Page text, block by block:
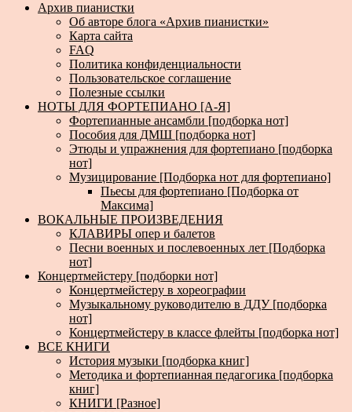
Архив пианистки
Об авторе блога «Архив пианистки»
Карта сайта
FAQ
Политика конфиденциальности
Пользовательское соглашение
Полезные ссылки
НОТЫ ДЛЯ ФОРТЕПИАНО [А-Я]
Фортепианные ансамбли [подборка нот]
Пособия для ДМШ [подборка нот]
Этюды и упражнения для фортепиано [подборка
нот]
Музицирование [Подборка нот для фортепиано]
Пьесы для фортепиано [Подборка от
Максима]
ВОКАЛЬНЫЕ ПРОИЗВЕДЕНИЯ
КЛАВИРЫ опер и балетов
Песни военных и послевоенных лет [Подборка
нот]
Концертмейстеру [подборки нот]
Концертмейстеру в хореографии
Музыкальному руководителю в ДДУ [подборка
нот]
Концертмейстеру в классе флейты [подборка нот]
ВСЕ КНИГИ
История музыки [подборка книг]
Методика и фортепианная педагогика [подборка
книг]
КНИГИ [Разное]